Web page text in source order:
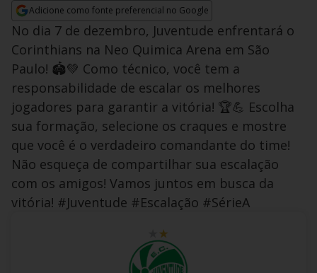
Adicione como fonte preferencial no Google
Opens in new window
No dia 7 de dezembro, Juventude enfrentará o
Corinthians na Neo Quimica Arena em São
Paulo! 🏟️💚 Como técnico, você tem a
responsabilidade de escalar os melhores
jogadores para garantir a vitória! 🏆💪 Escolha
sua formação, selecione os craques e mostre
que você é o verdadeiro comandante do time!
Não esqueça de compartilhar sua escalação
com os amigos! Vamos juntos em busca da
vitória! #Juventude #Escalação #SérieA